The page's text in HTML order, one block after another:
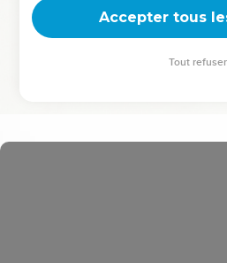
équipe, un groupe ou une famille,
Accepter tous
Tout refuser